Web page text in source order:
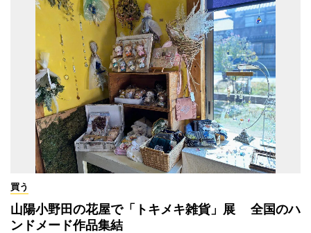
買う
山陽小野田の花屋で「トキメキ雑貨」展 全国のハ
ンドメード作品集結